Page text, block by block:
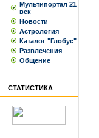
Мультипортал 21
век
Новости
Астрология
Каталог "Глобус"
Развлечения
Общение
СТАТИСТИКА